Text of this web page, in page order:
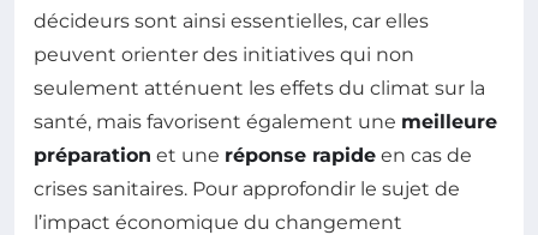
décideurs sont ainsi essentielles, car elles
peuvent orienter des initiatives qui non
seulement atténuent les effets du climat sur la
santé, mais favorisent également une meilleure
préparation et une réponse rapide en cas de
crises sanitaires. Pour approfondir le sujet de
l’impact économique du changement